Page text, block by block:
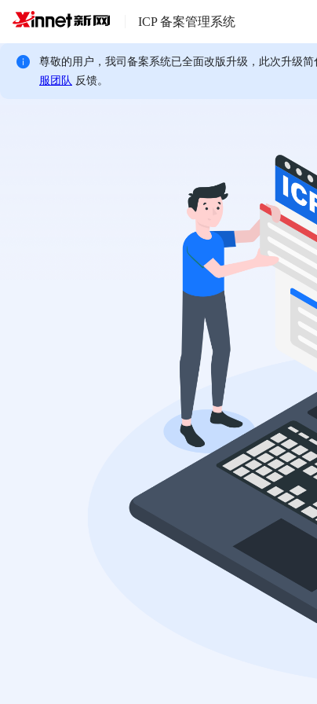
ICP 备案管理系统
尊敬的用户，我司备案系统已全面改版升级，此次升级
服团队 反馈。